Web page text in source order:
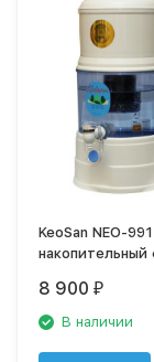
KeoSan NEO-991
накопительный
воды
8 900 ₽
В наличии